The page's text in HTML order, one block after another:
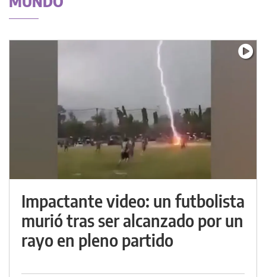
Impactante video: un futbolista
murió tras ser alcanzado por un
rayo en pleno partido